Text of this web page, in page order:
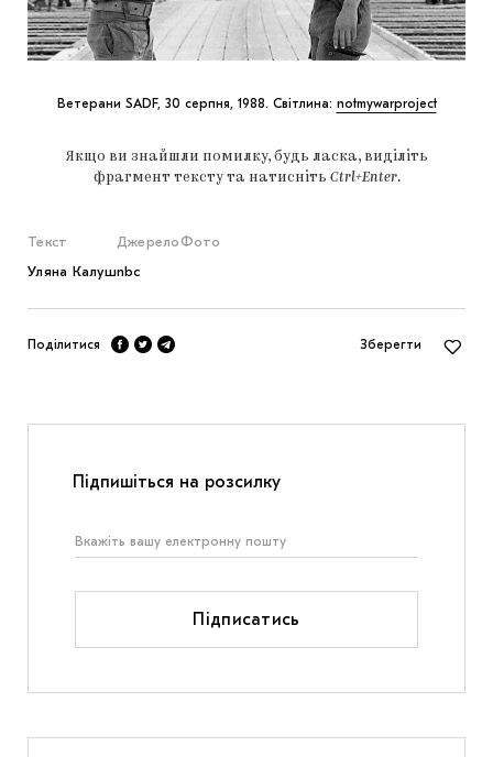
Ветерани SADF, 30 серпня, 1988. Світлина: notmywarproject
Якщо ви знайшли помилку, будь ласка, виділіть
фрагмент тексту та натисніть Ctrl+Enter.
Текст
Уляна Калуш
Джерело
nbc
Фото
Поділитися Зберегти
Підпишіться на розсилку
Підписатись